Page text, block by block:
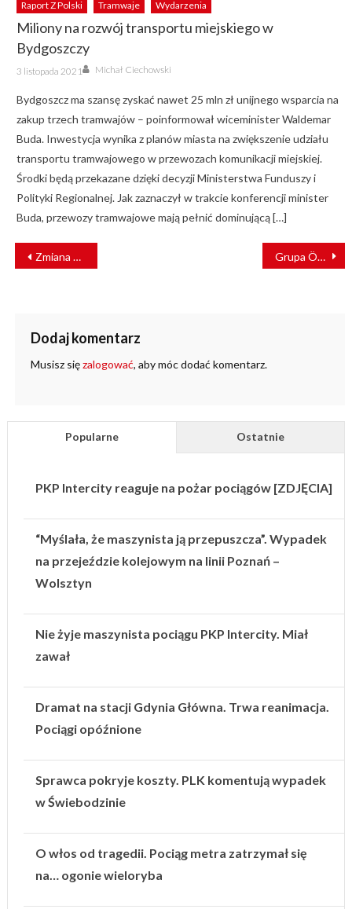
Raport Z Polski Tramwaje Wydarzenia
Miliony na rozwój transportu miejskiego w
Bydgoszczy
Posted
on
3 listopada 2021 Author
Michał Ciechowski
Bydgoszcz ma szansę zyskać nawet 25 mln zł unijnego wsparcia na
zakup trzech tramwajów – poinformował wiceminister Waldemar
Buda. Inwestycja wynika z planów miasta na zwiększenie udziału
transportu tramwajowego w przewozach komunikacji miejskiej.
Środki będą przekazane dzięki decyzji Ministerstwa Funduszy i
Polityki Regionalnej. Jak zaznaczył w trakcie konferencji minister
Buda, przewozy tramwajowe mają pełnić dominującą […]
NAWIGACJA
WPISU
Zmiana czasu na letni. PKP SKM w Trójmieście informuje o nocnych kursach pociągów Grupa ÖBB Rail Cargo uruchomi nowe połączenie intermodalne TransFER do Polski
Dodaj komentarz
Musisz sięzalogować, aby móc dodać komentarz.
Popularne Ostatnie
PKP Intercity reaguje na pożar pociągów [ZDJĘCIA]
“Myślała, że maszynista ją przepuszcza”. Wypadek
na przejeździe kolejowym na linii Poznań –
Wolsztyn
Nie żyje maszynista pociągu PKP Intercity. Miał
zawał
Dramat na stacji Gdynia Główna. Trwa reanimacja.
Pociągi opóźnione
Sprawca pokryje koszty. PLK komentują wypadek
w Świebodzinie
O włos od tragedii. Pociąg metra zatrzymał się
na… ogonie wieloryba